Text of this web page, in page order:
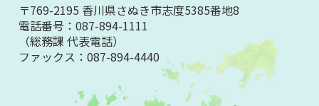
〒769-2195 香川県さぬき市志度5385番地8
電話番号：087-894-1111
（総務課 代表電話）
ファックス：087-894-4440